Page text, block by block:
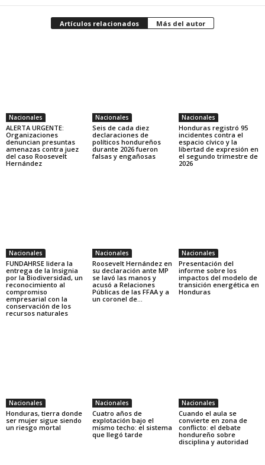
Artículos relacionados Más del autor
Nacionales
ALERTA URGENTE:
Organizaciones
denuncian presuntas
amenazas contra juez
del caso Roosevelt
Hernández
Nacionales
Seis de cada diez
declaraciones de
políticos hondureños
durante 2026 fueron
falsas y engañosas
Nacionales
Honduras registró 95
incidentes contra el
espacio cívico y la
libertad de expresión en
el segundo trimestre de
2026
Nacionales
FUNDAHRSE lidera la
entrega de la Insignia
por la Biodiversidad, un
reconocimiento al
compromiso
empresarial con la
conservación de los
recursos naturales
Nacionales
Roosevelt Hernández en
su declaración ante MP
se lavó las manos y
acusó a Relaciones
Públicas de las FFAA y a
un coronel de...
Nacionales
Presentación del
informe sobre los
impactos del modelo de
transición energética en
Honduras
Nacionales
Honduras, tierra donde
ser mujer sigue siendo
un riesgo mortal
Nacionales
Cuatro años de
explotación bajo el
mismo techo: el sistema
que llegó tarde
Nacionales
Cuando el aula se
convierte en zona de
conflicto: el debate
hondureño sobre
disciplina y autoridad